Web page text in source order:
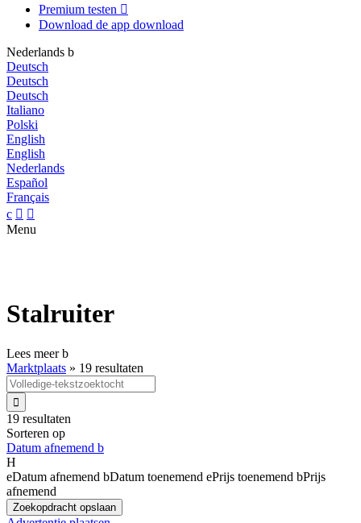
Premium testen 
Download de app download
Nederlands b
Deutsch
Deutsch
Deutsch
Italiano
Polski
English
English
Nederlands
Español
Français
c  
Menu
Stalruiter
Lees meerb
Marktplaats » 19 resultaten

19 resultaten
Sorteren op
Datum afnemend b
H
eDatum afnemend bDatum toenemend ePrijs toenemend bPrijs
afnemend
Zoekopdracht opslaan